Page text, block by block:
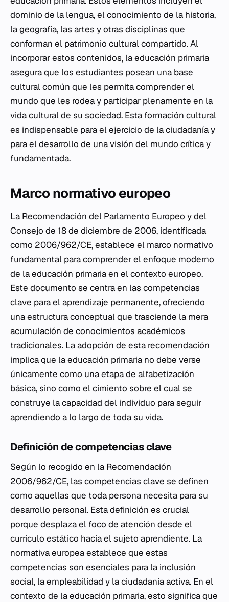
dominio de la lengua, el conocimiento de la historia,
la geografía, las artes y otras disciplinas que
conforman el patrimonio cultural compartido. Al
incorporar estos contenidos, la educación primaria
asegura que los estudiantes posean una base
cultural común que les permita comprender el
mundo que les rodea y participar plenamente en la
vida cultural de su sociedad. Esta formación cultural
es indispensable para el ejercicio de la ciudadanía y
para el desarrollo de una visión del mundo crítica y
fundamentada.
Marco normativo europeo
La Recomendación del Parlamento Europeo y del
Consejo de 18 de diciembre de 2006, identificada
como 2006/962/CE, establece el marco normativo
fundamental para comprender el enfoque moderno
de la educación primaria en el contexto europeo.
Este documento se centra en las competencias
clave para el aprendizaje permanente, ofreciendo
una estructura conceptual que trasciende la mera
acumulación de conocimientos académicos
tradicionales. La adopción de esta recomendación
implica que la educación primaria no debe verse
únicamente como una etapa de alfabetización
básica, sino como el cimiento sobre el cual se
construye la capacidad del individuo para seguir
aprendiendo a lo largo de toda su vida.
Definición de competencias clave
Según lo recogido en la Recomendación
2006/962/CE, las competencias clave se definen
como aquellas que toda persona necesita para su
desarrollo personal. Esta definición es crucial
porque desplaza el foco de atención desde el
currículo estático hacia el sujeto aprendiente. La
normativa europea establece que estas
competencias son esenciales para la inclusión
social, la empleabilidad y la ciudadanía activa. En el
contexto de la educación primaria, esto significa que